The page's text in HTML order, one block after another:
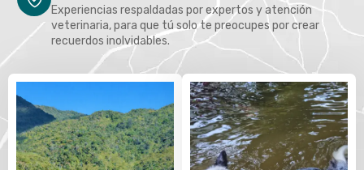
Experiencias respaldadas por expertos y atención
veterinaria, para que tú solo te preocupes por crear
recuerdos inolvidables.